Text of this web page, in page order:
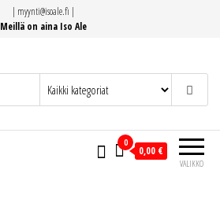
| myynti@isoale.fi |
Meillä on aina Iso Ale
VALIKKO
0
0,00 €